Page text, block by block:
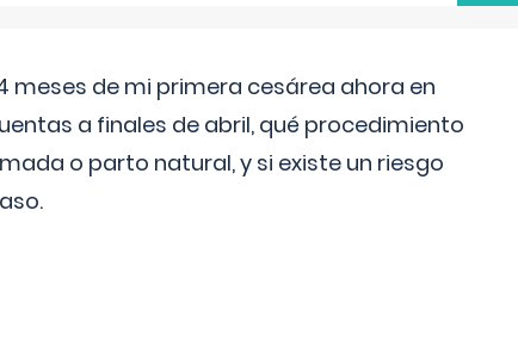
meses de mi primera cesárea ahora en
a finales de abril, qué procedimiento
o parto natural, y si existe un riesgo